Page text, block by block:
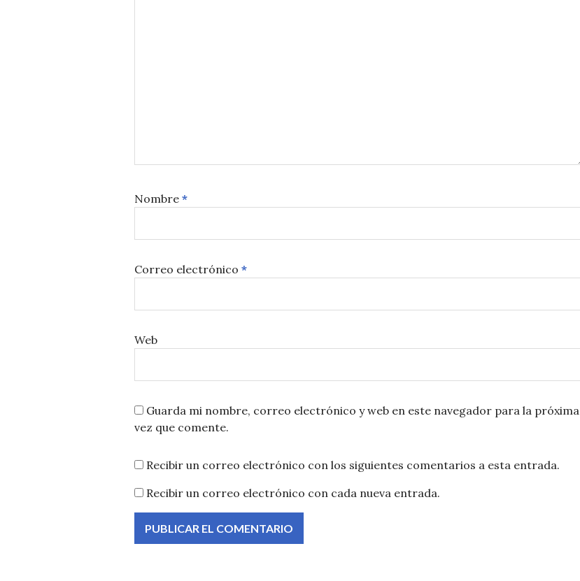
Nombre *
Correo electrónico *
Web
Guarda mi nombre, correo electrónico y web en este navegador para la próxima
vez que comente.
Recibir un correo electrónico con los siguientes comentarios a esta entrada.
Recibir un correo electrónico con cada nueva entrada.